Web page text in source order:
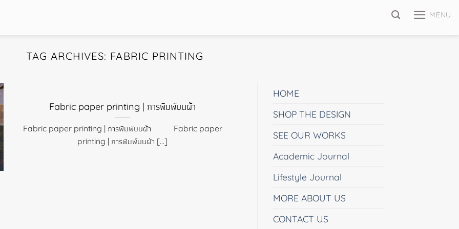
MENU
TAG ARCHIVES: FABRIC PRINTING
Fabric paper printing | การพิมพ์บนผ้า
Fabric paper printing | การพิมพ์บนผ้า Fabric paper
printing | การพิมพ์บนผ้า [...]
HOME
SHOP THE DESIGN
SEE OUR WORKS
Academic Journal
Lifestyle Journal
MORE ABOUT US
CONTACT US